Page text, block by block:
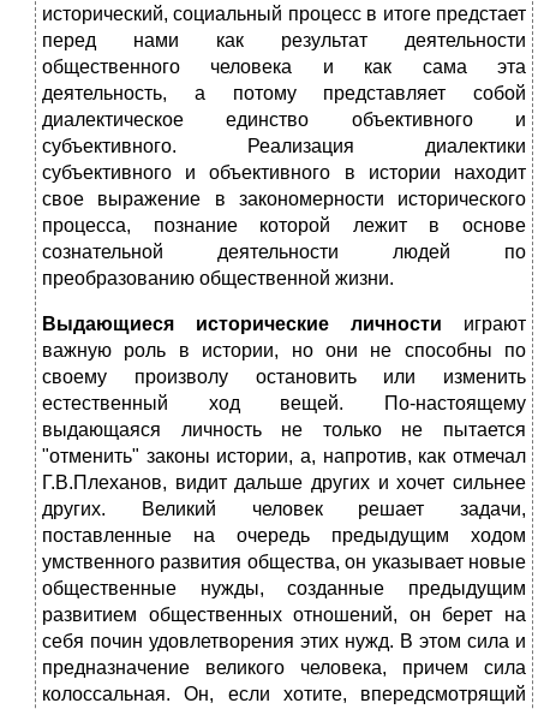
исторический, социальный процесс в итоге предстает
перед нами как результат деятельности
общественного человека и как сама эта
деятельность, а потому представляет собой
диалектическое единство объективного и
субъективного. Реализация диалектики
субъективного и объективного в истории находит
свое выражение в закономерности исторического
процесса, познание которой лежит в основе
сознательной деятельности людей по
преобразованию общественной жизни.
Выдающиеся исторические личности играют
важную роль в истории, но они не способны по
своему произволу остановить или изменить
естественный ход вещей. По-настоящему
выдающаяся личность не только не пытается
"отменить" законы истории, а, напротив, как отмечал
Г.В.Плеханов, видит дальше других и хочет сильнее
других. Великий человек решает задачи,
поставленные на очередь предыдущим ходом
умственного развития общества, он указывает новые
общественные нужды, созданные предыдущим
развитием общественных отношений, он берет на
себя почин удовлетворения этих нужд. В этом сила и
предназначение великого человека, причем сила
колоссальная. Он, если хотите, впередсмотрящий